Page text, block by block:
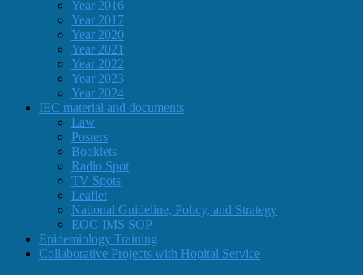
Year 2016
Year 2017
Year 2020
Year 2021
Year 2022
Year 2023
Year 2024
IEC material and documents
Law
Posters
Booklets
Radio Spot
TV Spots
Leaflet
National Guideline, Policy, and Strategy
EOC-IMS SOP
Epidemiology Training
Collaborative Projects with Hopital Service